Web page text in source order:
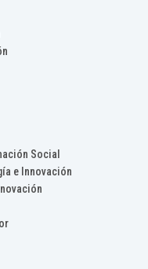
Social
e Innovación